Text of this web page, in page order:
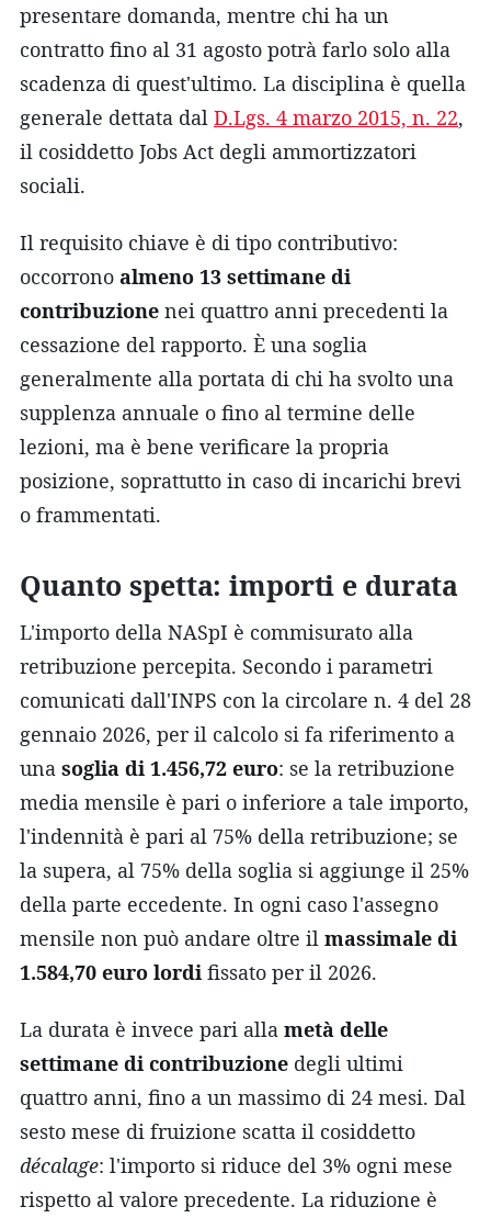
presentare domanda, mentre chi ha un
contratto fino al 31 agosto potrà farlo solo alla
scadenza di quest'ultimo. La disciplina è quella
generale dettata dal D.Lgs. 4 marzo 2015, n. 22,
il cosiddetto Jobs Act degli ammortizzatori
sociali.
Il requisito chiave è di tipo contributivo:
occorrono almeno 13 settimane di
contribuzione nei quattro anni precedenti la
cessazione del rapporto. È una soglia
generalmente alla portata di chi ha svolto una
supplenza annuale o fino al termine delle
lezioni, ma è bene verificare la propria
posizione, soprattutto in caso di incarichi brevi
o frammentati.
Quanto spetta: importi e durata
L'importo della NASpI è commisurato alla
retribuzione percepita. Secondo i parametri
comunicati dall'INPS con la circolare n. 4 del 28
gennaio 2026, per il calcolo si fa riferimento a
una soglia di 1.456,72 euro: se la retribuzione
media mensile è pari o inferiore a tale importo,
l'indennità è pari al 75% della retribuzione; se
la supera, al 75% della soglia si aggiunge il 25%
della parte eccedente. In ogni caso l'assegno
mensile non può andare oltre il massimale di
1.584,70 euro lordi fissato per il 2026.
La durata è invece pari alla metà delle
settimane di contribuzione degli ultimi
quattro anni, fino a un massimo di 24 mesi. Dal
sesto mese di fruizione scatta il cosiddetto
décalage: l'importo si riduce del 3% ogni mese
rispetto al valore precedente. La riduzione è